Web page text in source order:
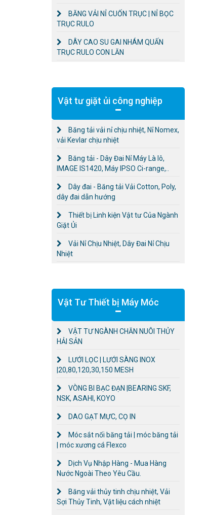
BĂNG VẢI NỈ CUỐN TRỤC | NỈ BỌC
TRỤC RULO
DÂY CAO SU GAI NHÁM QUẤN
TRỤC RULO CON LĂN
Vật tư giặt ủi công nghiệp
Băng tải vải nỉ chịu nhiệt, Nỉ Nomex,
vải Kevlar chịu nhiệt
Băng tải - Dây Đai Nỉ Máy Là lô,
IMAGE IS1420, Máy IPSO Ci-range,..
Dây đai - Băng tải Vải Cotton, Poly,
dây đai dẫn hướng
Thiết bị Linh kiện Vật tư Của Ngành
Giặt Ủi
Vải Nỉ Chịu Nhiệt, Dây Đai Nỉ Chịu
Nhiệt
Vật Tư Thiết bị Máy Móc
VẬT TƯ NGÀNH CHĂN NUÔI THỦY
HẢI SẢN
LƯỚI LỌC | LƯỚI SÀNG INOX
|20,80,120,30,150 MESH
VÒNG BI BẠC ĐẠN |BEARING SKF,
NSK, ASAHI, KOYO
DAO GẠT MỰC, CỌ IN
Móc sắt nối băng tải | móc băng tải
| móc xương cá Flexco
Dịch Vụ Nhập Hàng - Mua Hàng
Nước Ngoài Theo Yêu Cầu.
Băng vải thủy tinh chịu nhiệt, Vải
Sợi Thủy Tinh, Vật liệu cách nhiệt